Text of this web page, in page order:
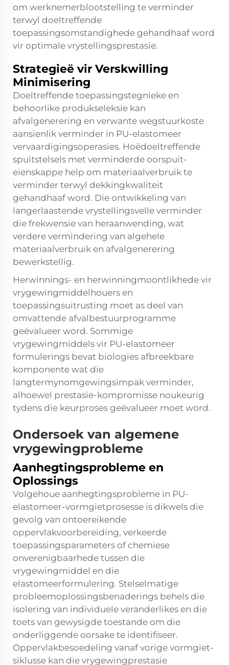
om werknemerblootstelling te verminder
terwyl doeltreffende
toepassingsomstandighede gehandhaaf word
vir optimale vrystellingsprestasie.
Strategieë vir Verskwilling
Minimisering
Doeltreffende toepassingstegnieke en
behoorlike produkseleksie kan
afvalgenerering en verwante wegstuurkoste
aansienlik verminder in PU-elastomeer
vervaardigingsoperasies. Hoëdoeltreffende
spuitstelsels met verminderde oorspuit-
eienskappe help om materiaalverbruik te
verminder terwyl dekkingkwaliteit
gehandhaaf word. Die ontwikkeling van
langerlaastende vrystellingsvelle verminder
die frekwensie van heraanwending, wat
verdere vermindering van algehele
materiaalverbruik en afvalgenerering
bewerkstellig.
Herwinnings- en herwinningmoontlikhede vir
vrygewingmiddelhouers en
toepassingsuitrusting moet as deel van
omvattende afvalbestuurprogramme
geëvalueer word. Sommige
vrygewingmiddels vir PU-elastomeer
formulerings bevat biologies afbreekbare
komponente wat die
langtermynomgewingsimpak verminder,
alhoewel prestasie-kompromisse noukeurig
tydens die keurproses geëvalueer moet word.
Ondersoek van algemene
vrygewingprobleme
Aanhegtingsprobleme en
Oplossings
Volgehoue aanhegtingsprobleme in PU-
elastomeer-vormgietprosesse is dikwels die
gevolg van ontoereikende
oppervlakvoorbereiding, verkeerde
toepassingsparameters of chemiese
onverenigbaarhede tussen die
vrygewingmiddel en die
elastomeerformulering. Stelselmatige
probleemoplossingsbenaderings behels die
isolering van individuele veranderlikes en die
toets van gewysigde toestande om die
onderliggende oorsake te identifiseer.
Oppervlakbesoedeling vanaf vorige vormgiet-
siklusse kan die vrygewingprestasie